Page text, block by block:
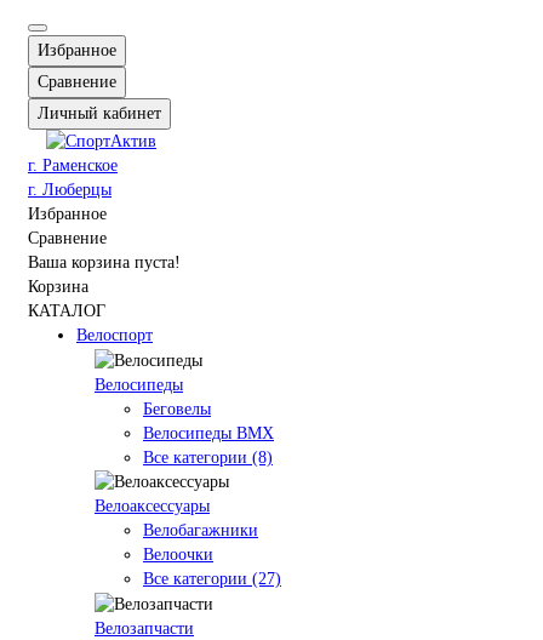
Избранное
Сравнение
Личный кабинет
г. Раменское
г. Люберцы
Избранное
Сравнение
Ваша корзина пуста!
Корзина
КАТАЛОГ
Велоспорт
Велосипеды
Беговелы
Велосипеды BMX
Все категории (8)
Велоаксессуары
Велобагажники
Велоочки
Все категории (27)
Велозапчасти